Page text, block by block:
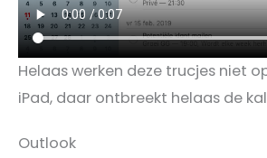
Helaas werken deze trucjes niet
iPad, daar ontbreekt helaas de
Outlook